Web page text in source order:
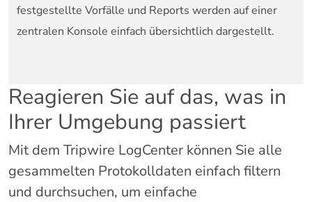
festgestellte Vorfälle und Reports werden auf einer
zentralen Konsole einfach übersichtlich dargestellt.
Reagieren Sie auf das, was in
Ihrer Umgebung passiert
Mit dem Tripwire LogCenter können Sie alle
gesammelten Protokolldaten einfach filtern
und durchsuchen, um einfache